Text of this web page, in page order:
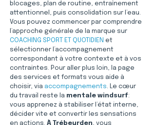
blocages, plan de routine, entraînement
attentionnel, puis consolidation sur l’eau.
Vous pouvez commencer par comprendre
l’approche générale de la marque sur
COACHING SPORT ET QUOTIDIEN et
sélectionner l’accompagnement
correspondant à votre contexte et à vos
contraintes. Pour aller plus loin, la page
des services et formats vous aide à
choisir, via accompagnements. Le cœur
du travail reste la mentale windsurf:
vous apprenez à stabiliser l’état interne,
décider vite et convertir les sensations
en actions. À Trébeurden, vous